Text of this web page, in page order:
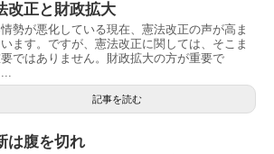
改正と財政拡大
勢が悪化している現在、憲法改正の声が高ま
ます。ですが、憲法改正に関しては、そこま
ではありません。財政拡大の方が重要で
記事を読む
は腹を切れ